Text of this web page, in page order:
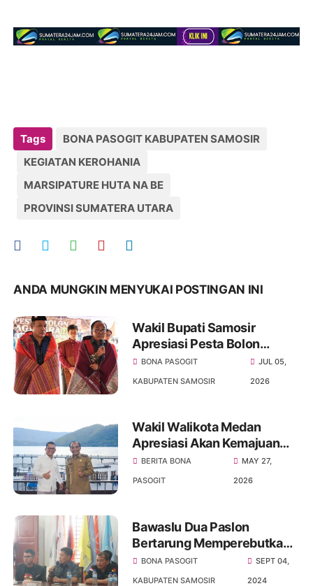
Tags
BONA PASOGIT KABUPATEN SAMOSIR
KEGIATAN KEROHANIA
MARSIPATURE HUTA NA BE
PROVINSI SUMATERA UTARA
ANDA MUNGKIN MENYUKAI POSTINGAN INI
Wakil Bupati Samosir
Apresiasi Pesta Bolon
Sagala Raja Wujud
Persatuan Dan Pelestarian
BONA PASOGIT
KABUPATEN SAMOSIR
JUL 05,
2026
Wakil Walikota Medan
Apresiasi Akan Kemajuan
Kabupaten Samosir,
Khususnya Di Sektor
BERITA BONA
PASOGIT
MAY 27,
2026
Bawaslu Dua Paslon
Bertarung Memperebutkan
Bupati Dan Wakil Bupati
Kabupaten Samosir Pemilu
BONA PASOGIT
KABUPATEN SAMOSIR
SEPT 04,
2024